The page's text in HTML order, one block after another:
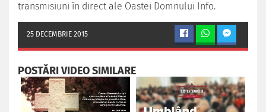
transmisiuni în direct ale Oastei Domnului Info.
25 DECEMBRIE 2015
POSTĂRI VIDEO SIMILARE